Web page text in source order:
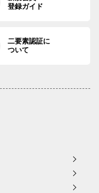
登録ガイド
二要素認証に
ついて